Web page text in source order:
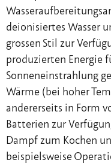
deionisiertes Wasser
grossen Stil zur
produzierten Energie
Sonneneinstrahlung
Wärme (bei hoher
andererseits in Form
Batterien zur
Dampf zum Kochen
beispielsweise